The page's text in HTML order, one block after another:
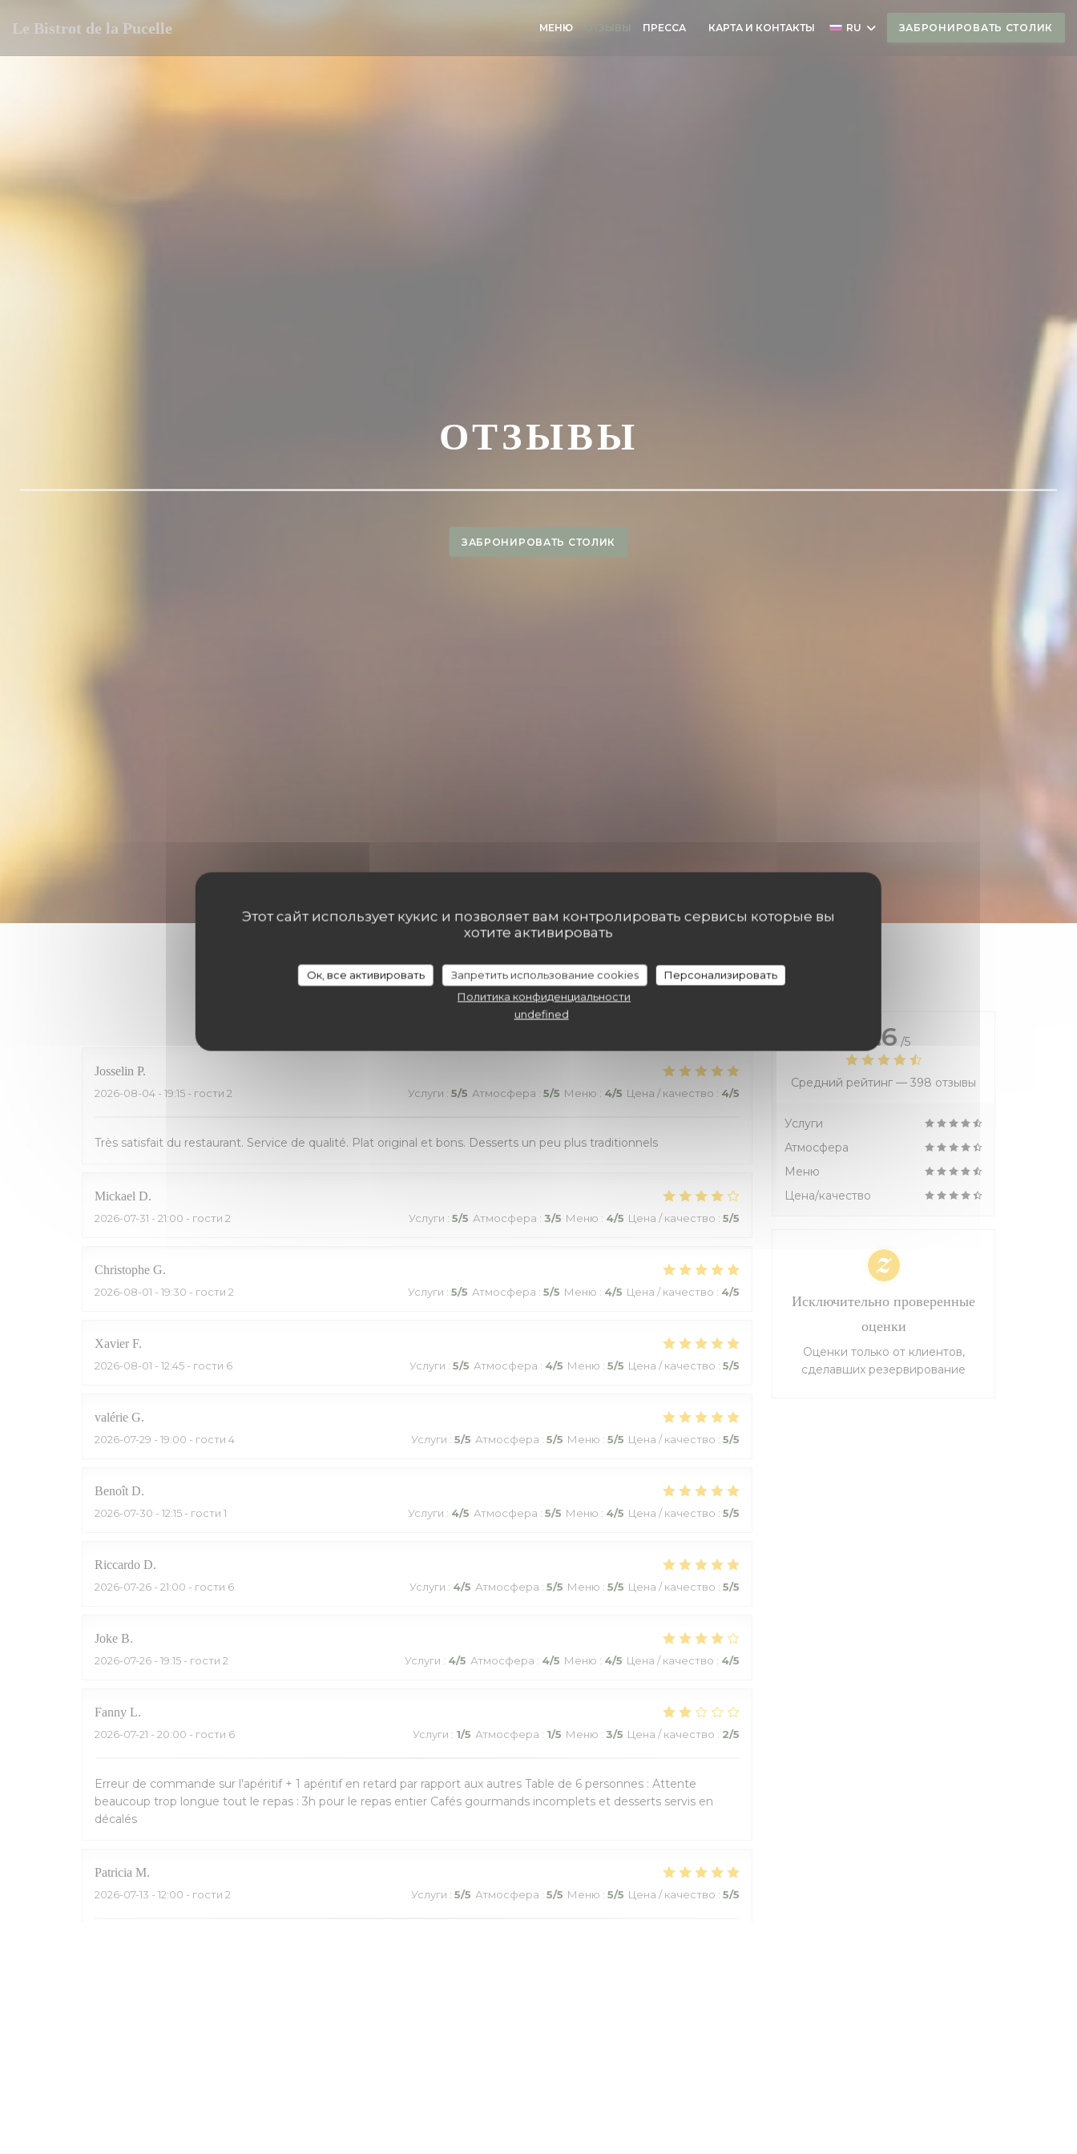
Этот сайт использует кукис и позволяет вам контролировать сервисы которые вы
хотите активировать
Ок, все активировать Запретить использование cookies
Персонализировать
Политика конфиденциальности
undefined
Le Bistrot de la Pucelle МЕНЮ ОТЗЫВЫ ПРЕССА ((ОТКРЫВАЕТСЯ В НОВОМ ОКНЕ))
КАРТА И КОНТАКТЫ RU ЗАБРОНИРОВАТЬ СТОЛИК
ОТЗЫВЫ
ЗАБРОНИРОВАТЬ СТОЛИК
Оценки наших посетителей
Josselin P
2026-08-04 - 19:15 - гости 2 Услуги : 5/5 Атмосфера : 5/5 Меню : 4/5 Цена / качество : 4/5
Très satisfait du restaurant. Service de qualité. Plat original et bons. Desserts un peu plus traditionnels
Mickael D
2026-07-31 - 21:00 - гости 2 Услуги : 5/5 Атмосфера : 3/5 Меню : 4/5 Цена / качество : 5/5
Christophe G
2026-08-01 - 19:30 - гости 2 Услуги : 5/5 Атмосфера : 5/5 Меню : 4/5 Цена / качество : 4/5
Xavier F
2026-08-01 - 12:45 - гости 6 Услуги : 5/5 Атмосфера : 4/5 Меню : 5/5 Цена / качество : 5/5
valérie G
2026-07-29 - 19:00 - гости 4 Услуги : 5/5 Атмосфера : 5/5 Меню : 5/5 Цена / качество : 5/5
Benoît D
2026-07-30 - 12:15 - гости 1 Услуги : 4/5 Атмосфера : 5/5 Меню : 4/5 Цена / качество : 5/5
Riccardo D
2026-07-26 - 21:00 - гости 6 Услуги : 4/5 Атмосфера : 5/5 Меню : 5/5 Цена / качество : 5/5
Joke B
2026-07-26 - 19:15 - гости 2 Услуги : 4/5 Атмосфера : 4/5 Меню : 4/5 Цена / качество : 4/5
Fanny L
2026-07-21 - 20:00 - гости 6 Услуги : 1/5 Атмосфера : 1/5 Меню : 3/5 Цена / качество : 2/5
Erreur de commande sur l'apéritif + 1 apéritif en retard par rapport aux autres Table de 6 personnes : Attente
beaucoup trop longue tout le repas : 3h pour le repas entier Cafés gourmands incomplets et desserts servis en
décalés
Patricia M
2026-07-13 - 12:00 - гости 2 Услуги : 5/5 Атмосфера : 5/5 Меню : 5/5 Цена / качество : 5/5
4.6 /5
Средний рейтинг — 398 отзывы
Услуги
Атмосфера
Меню
Цена/качество
Исключительно проверенные
оценки
Оценки только от клиентов,
сделавших резервирование